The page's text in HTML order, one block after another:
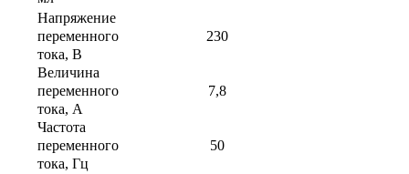
Напряжение
переменного
тока, В
230
Величина
переменного
тока, А
7,8
Частота
переменного
тока, Гц
50